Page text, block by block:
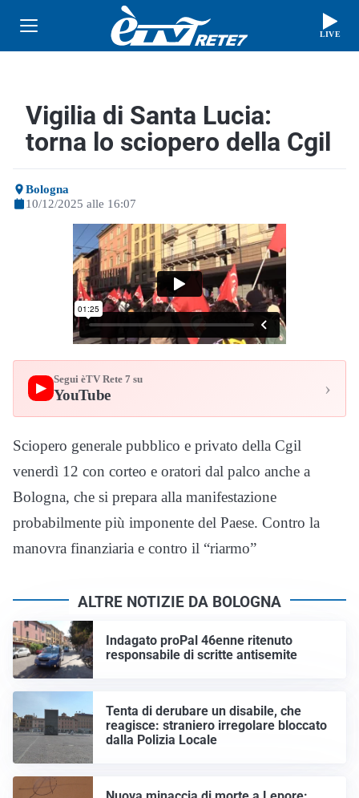
LIVE
Vigilia di Santa Lucia:
torna lo sciopero della Cgil
Bologna
10/12/2025 alle 16:07
▶
Segui èTV Rete 7 su
YouTube ›
Sciopero generale pubblico e privato della Cgil
venerdì 12 con corteo e oratori dal palco anche a
Bologna, che si prepara alla manifestazione
probabilmente più imponente del Paese. Contro la
manovra finanziaria e contro il “riarmo”
ALTRE NOTIZIE DA BOLOGNA
Indagato proPal 46enne ritenuto
responsabile di scritte antisemite
Tenta di derubare un disabile, che
reagisce: straniero irregolare bloccato
dalla Polizia Locale